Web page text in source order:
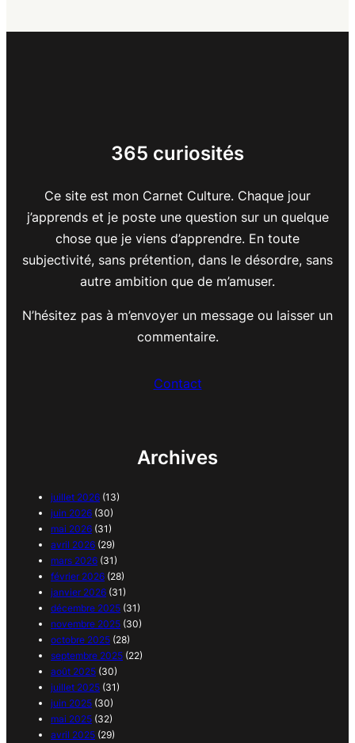
365 curiosités
Ce site est mon Carnet Culture. Chaque jour
j’apprends et je poste une question sur un quelque
chose que je viens d’apprendre. En toute
subjectivité, sans prétention, dans le désordre, sans
autre ambition que de m’amuser.
N’hésitez pas à m’envoyer un message ou laisser un
commentaire.
Contact
Archives
juillet 2026 (13)
juin 2026 (30)
mai 2026 (31)
avril 2026 (29)
mars 2026 (31)
février 2026 (28)
janvier 2026 (31)
décembre 2025 (31)
novembre 2025 (30)
octobre 2025 (28)
septembre 2025 (22)
août 2025 (30)
juillet 2025 (31)
juin 2025 (30)
mai 2025 (32)
avril 2025 (29)